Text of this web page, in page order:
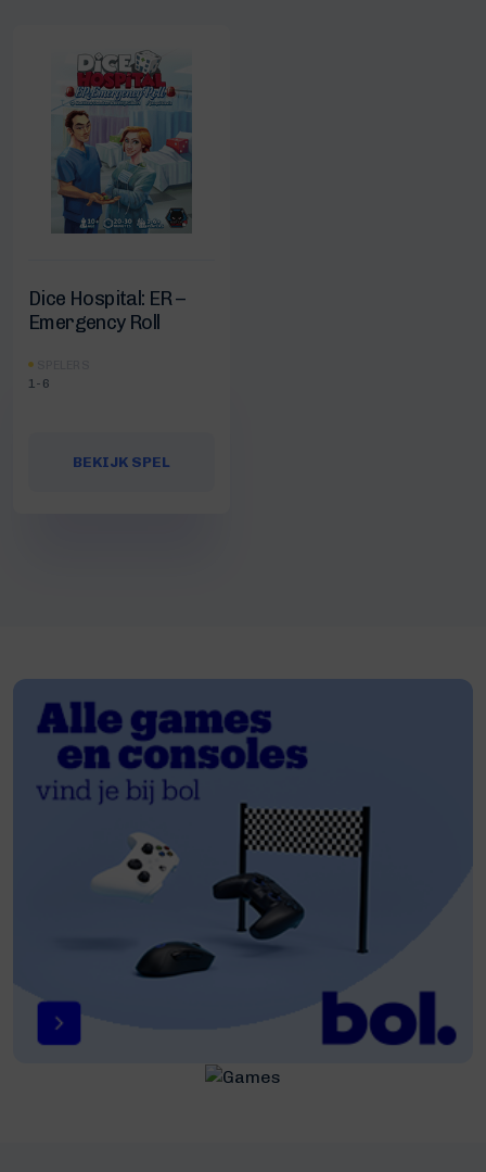
Dice Hospital: ER –
Emergency Roll
1-6
BEKIJK SPEL